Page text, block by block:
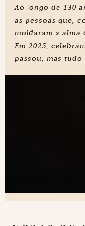
Ao longo de 130
as pessoas que,
moldaram a alma
Em 2025,
passou, mas tudo